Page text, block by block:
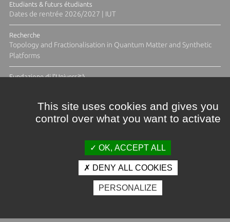
Etudiants & futurs étudiants
Dates de rentrée 2026/2027 | IUT
Recherche
Topology and Fractionalisation in Quantum Matter and Synthetic
Platforms
Fundazione di l'Università
Crédits et mentions légales
Espace presse
Photothèque
This site uses cookies and gives you
control over what you want to activate
OK, ACCEPT ALL
DENY ALL COOKIES
PERSONALIZE